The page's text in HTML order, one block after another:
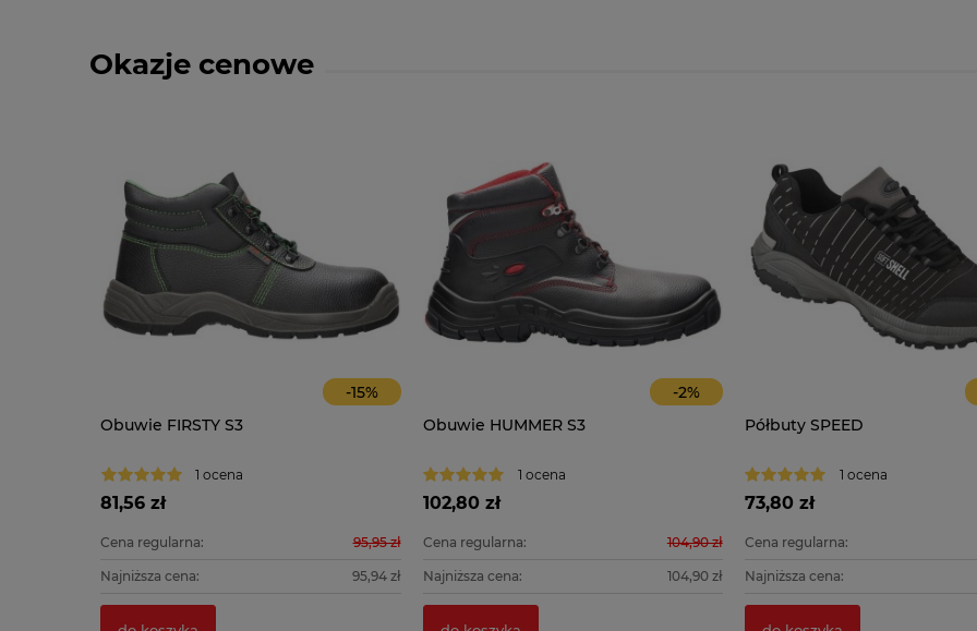
Okazje cenowe
-15%
Obuwie FIRSTY S3
1 ocena
81,56 zł
Cena regularna: 95,95 zł
Najniższa cena: 95,94 zł
-2%
Obuwie HUMMER S3
1 ocena
102,80 zł
Cena regularna: 104,90 zł
Najniższa cena: 104,90 zł
Półbuty SPEED
1 ocena
73,80 zł
Cena regularna:
Najniższa cena: